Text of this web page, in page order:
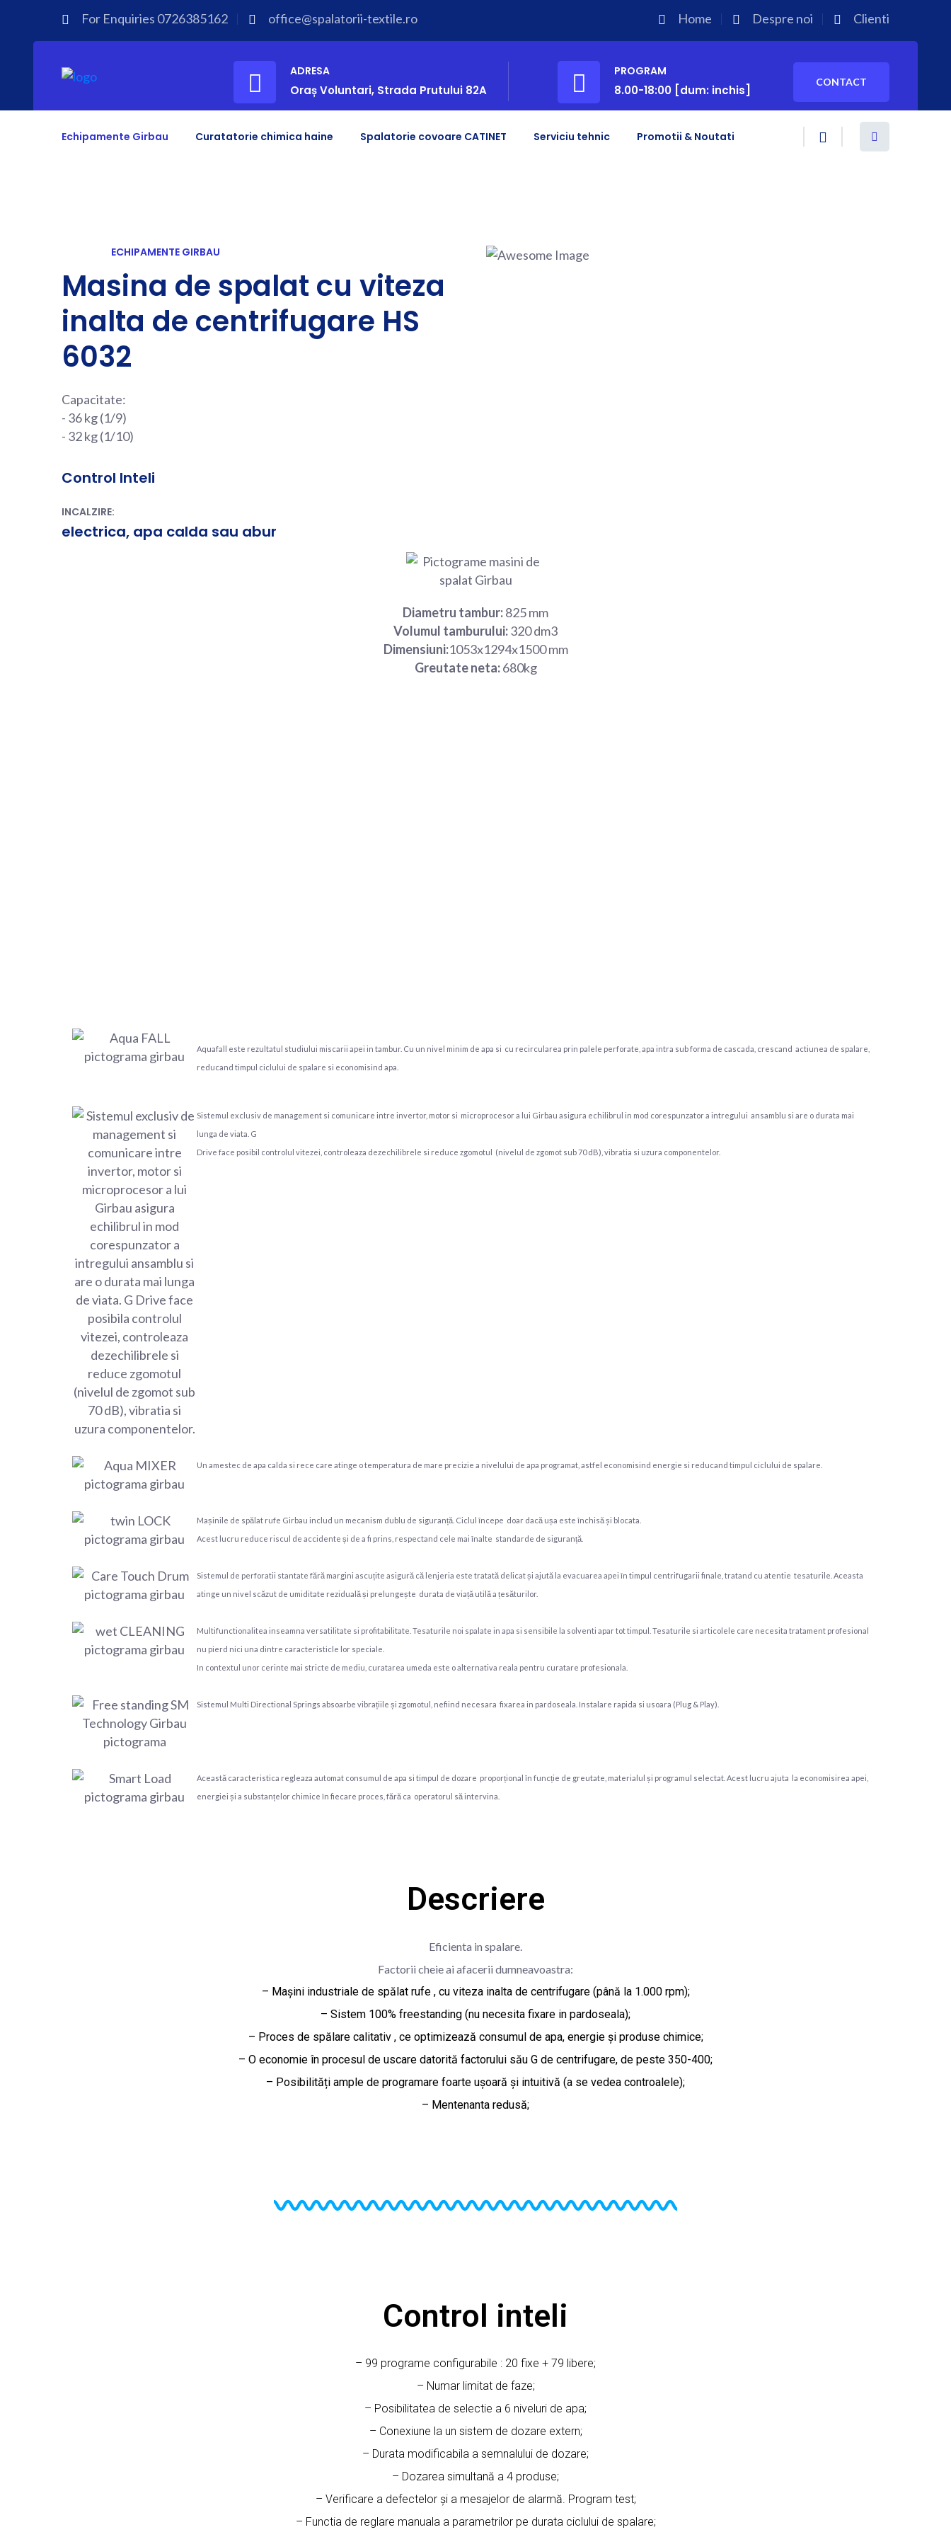
For Enquiries 0726385162 office@spalatorii-textile.ro Home Despre noi Clienti
ADRESA
Oraș Voluntari, Strada Prutului 82A
PROGRAM
8.00-18:00 [dum: inchis]
CONTACT
Echipamente Girbau Curatatorie chimica haine Spalatorie covoare CATINET Serviciu tehnic Promotii & Noutati
ECHIPAMENTE GIRBAU
Masina de spalat cu viteza
inalta de centrifugare HS
6032
Capacitate:
- 36 kg (1/9)
- 32 kg (1/10)
Control Inteli
INCALZIRE:
electrica, apa calda sau abur
Diametru tambur:825 mm
Volumul tamburului:320 dm3
Dimensiuni:1053x1294x1500 mm
Greutate neta:680kg
Aquafall este rezultatul studiului miscarii apei in tambur. Cu un nivel minim de apa si cu recircularea prin palele perforate, apa intra sub forma de cascada, crescand actiunea de spalare,
reducand timpul ciclului de spalare si economisind apa.
Sistemul exclusiv de management si comunicare intre invertor, motor si microprocesor a lui Girbau asigura echilibrul in mod corespunzator a intregului ansamblu si are o durata mai
lunga de viata. G
Drive face posibil controlul vitezei, controleaza dezechilibrele si reduce zgomotul (nivelul de zgomot sub 70 dB), vibratia si uzura componentelor.
Un amestec de apa calda si rece care atinge o temperatura de mare precizie a nivelului de apa programat, astfel economisind energie si reducand timpul ciclului de spalare.
Mașinile de spălat rufe Girbau includ un mecanism dublu de siguranță. Ciclul începe doar dacă ușa este închisă și blocata.
Acest lucru reduce riscul de accidente și de a fi prins, respectand cele mai înalte standarde de siguranță.
Sistemul de perforatii stantate fără margini ascuțite asigură că lenjeria este tratată delicat și ajută la evacuarea apei în timpul centrifugarii finale, tratand cu atentie tesaturile. Aceasta
atinge un nivel scăzut de umiditate reziduală și prelungește durata de viață utilă a țesăturilor.
Multifunctionalitea inseamna versatilitate si profitabilitate. Tesaturile noi spalate in apa si sensibile la solventi apar tot timpul. Tesaturile si articolele care necesita tratament profesional
nu pierd nici una dintre caracteristicle lor speciale.
In contextul unor cerinte mai stricte de mediu, curatarea umeda este o alternativa reala pentru curatare profesionala.
Sistemul Multi Directional Springs absoarbe vibrațiile și zgomotul, nefiind necesara fixarea in pardoseala. Instalare rapida si usoara (Plug & Play).
Această caracteristica regleaza automat consumul de apa si timpul de dozare proporțional în funcție de greutate, materialul și programul selectat. Acest lucru ajuta la economisirea apei,
energiei și a substanțelor chimice în fiecare proces, fără ca operatorul să intervina.
Descriere
Eficienta in spalare.
Factorii cheie ai afacerii dumneavoastra:
– Mașini industriale de spălat rufe , cu viteza inalta de centrifugare (până la 1.000 rpm);
– Sistem 100% freestanding (nu necesita fixare in pardoseala);
– Proces de spălare calitativ , ce optimizează consumul de apa, energie și produse chimice;
– O economie în procesul de uscare datorită factorului său G de centrifugare, de peste 350-400;
– Posibilități ample de programare foarte ușoară și intuitivă (a se vedea controalele);
– Mentenanta redusă;
Control inteli
– 99 programe configurabile : 20 fixe + 79 libere;
– Numar limitat de faze;
– Posibilitatea de selectie a 6 niveluri de apa;
– Conexiune la un sistem de dozare extern;
– Durata modificabila a semnalului de dozare;
– Dozarea simultană a 4 produse;
– Verificare a defectelor și a mesajelor de alarmă. Program test;
– Functia de reglare manuala a parametrilor pe durata ciclului de spalare;